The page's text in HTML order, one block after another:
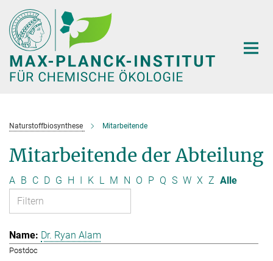
Hauptinhalt
Naturstoffbiosynthese Mitarbeitende
Mitarbeitende der Abteilung
A B C D G H I K L M N O P Q S W X Z Alle
Dr. Ryan Alam
Postdoc